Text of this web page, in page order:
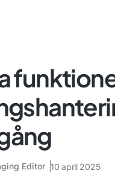
Editor 10 april 2025